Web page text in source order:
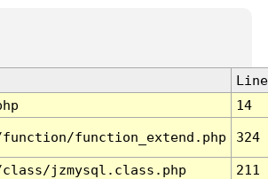
Line
14
function_extend.php 324
jzmysql.class.php
211